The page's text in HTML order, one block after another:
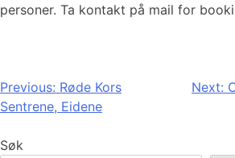
personer. Ta kontakt på mail for
Innleggsnavigasjon
Previous: Røde Kors
Sentrene, Eidene
Next:
Søk